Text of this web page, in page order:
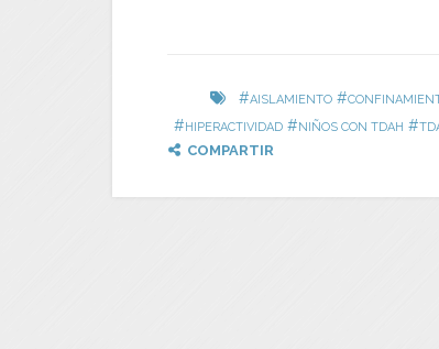
#AISLAMIENTO #
#HIPERACTIVIDAD#NIÑOS CON TDAH #
COMPARTIR